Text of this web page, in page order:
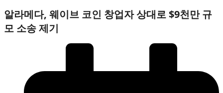
알라메다, 웨이브 코인 창업자 상대로 $9천만 규
모 소송 제기